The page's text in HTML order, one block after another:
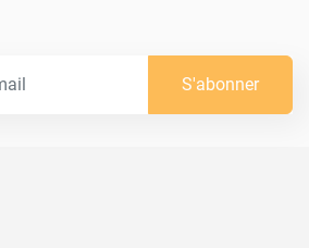
S'abonner